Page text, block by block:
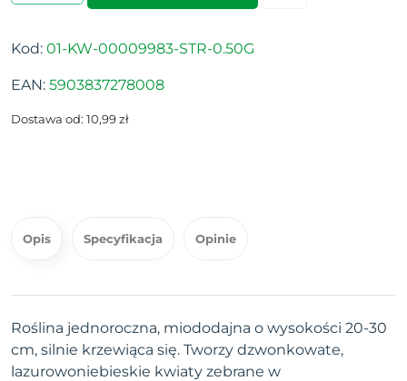
Kod: 01-KW-00009983-STR-0.50G
EAN: 5903837278008
Dostawa od: 10,99 zł
Opis Specyfikacja Opinie
Roślina jednoroczna, miododajna o wysokości 20-30
cm, silnie krzewiąca się. Tworzy dzwonkowate,
lazurowoniebieskie kwiaty zebrane w